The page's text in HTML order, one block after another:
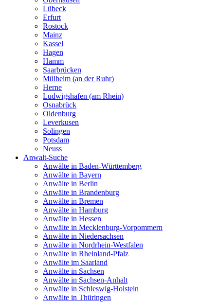
Lübeck
Erfurt
Rostock
Mainz
Kassel
Hagen
Hamm
Saarbrücken
Mülheim (an der Ruhr)
Herne
Ludwigshafen (am Rhein)
Osnabrück
Oldenburg
Leverkusen
Solingen
Potsdam
Neuss
Anwalt-Suche
Anwälte in Baden-Württemberg
Anwälte in Bayern
Anwälte in Berlin
Anwälte in Brandenburg
Anwälte in Bremen
Anwälte in Hamburg
Anwälte in Hessen
Anwälte in Mecklenburg-Vorpommern
Anwälte in Niedersachsen
Anwälte in Nordrhein-Westfalen
Anwälte in Rheinland-Pfalz
Anwälte im Saarland
Anwälte in Sachsen
Anwälte in Sachsen-Anhalt
Anwälte in Schleswig-Holstein
Anwälte in Thüringen